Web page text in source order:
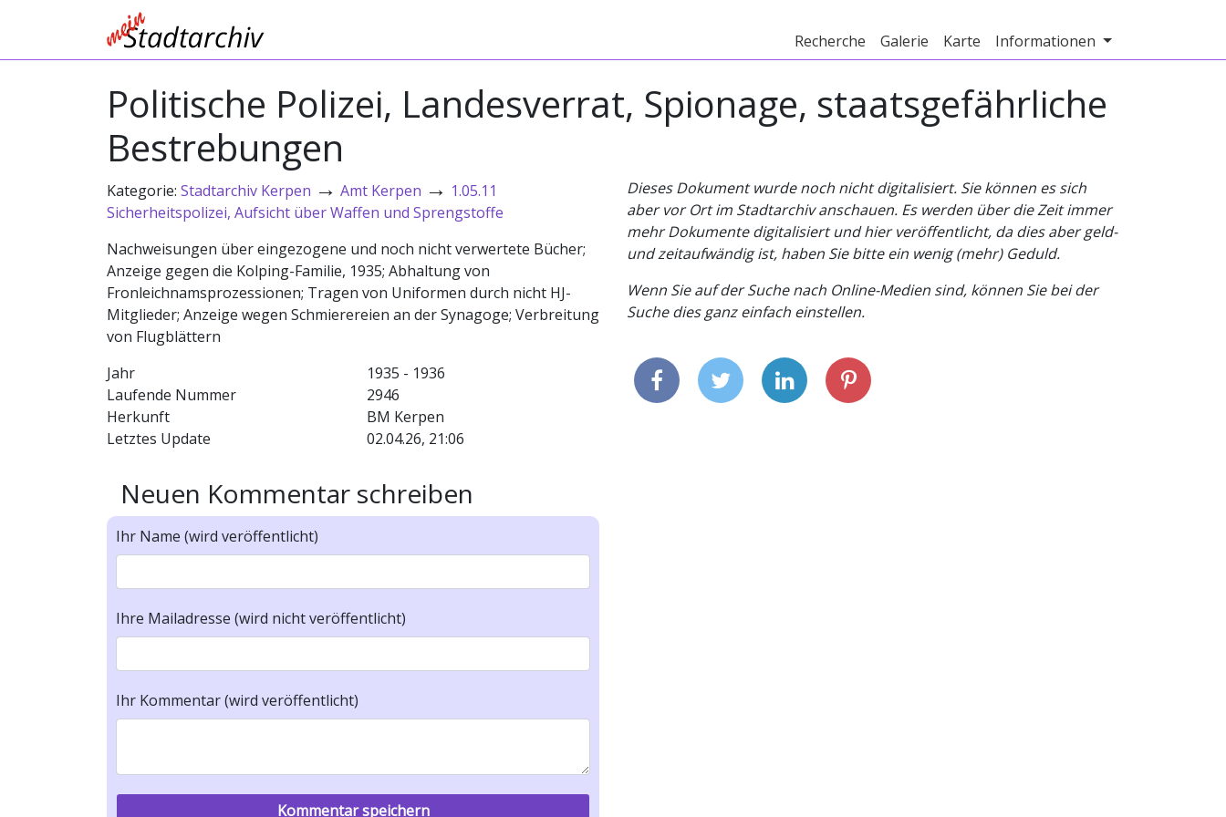
Recherche Galerie Karte Informationen
Politische Polizei, Landesverrat, Spionage, staatsgefährliche
Bestrebungen
Kategorie: Stadtarchiv Kerpen → Amt Kerpen → 1.05.11
Sicherheitspolizei, Aufsicht über Waffen und Sprengstoffe
Nachweisungen über eingezogene und noch nicht verwertete Bücher;
Anzeige gegen die Kolping-Familie, 1935; Abhaltung von
Fronleichnamsprozessionen; Tragen von Uniformen durch nicht HJ-
Mitglieder; Anzeige wegen Schmierereien an der Synagoge; Verbreitung
von Flugblättern
Jahr
1935 - 1936
Laufende Nummer
2946
Herkunft
BM Kerpen
Letztes Update
02.04.26, 21:06
Neuen Kommentar schreiben
Ihr Name (wird veröffentlicht)
Ihre Mailadresse (wird nicht veröffentlicht)
Ihr Kommentar (wird veröffentlicht)
Dieses Dokument wurde noch nicht digitalisiert. Sie können es sich
aber vor Ort im Stadtarchiv anschauen. Es werden über die Zeit immer
mehr Dokumente digitalisiert und hier veröffentlicht, da dies aber geld-
und zeitaufwändig ist, haben Sie bitte ein wenig (mehr) Geduld.
Wenn Sie auf der Suche nach Online-Medien sind, können Sie bei der
Suche dies ganz einfach einstellen.